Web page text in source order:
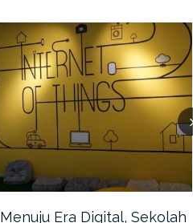
Menuju Era Digital, Sekolah